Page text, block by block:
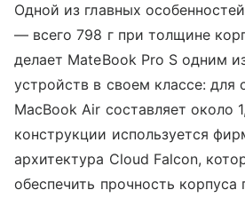
Одной из главных
— всего 798 г при толщине
делает MateBook Pro S одним
устройств в своем классе: для
MacBook Air составляет около
конструкции используется
архитектура Cloud Falcon,
обеспечить прочность корпуса